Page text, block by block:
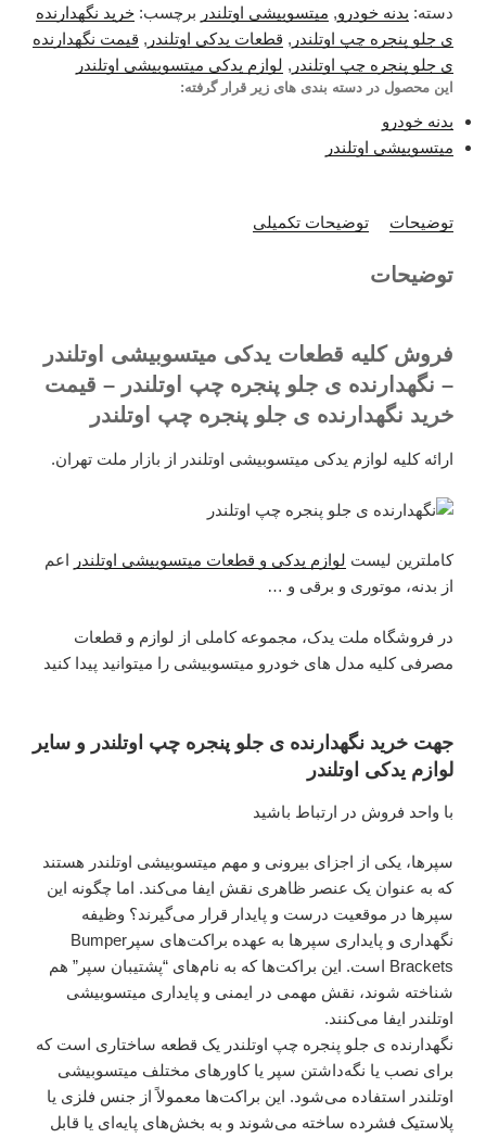
دسته: بدنه خودرو, میتسوبیشی اوتلندر برچسب: خرید نگهدارنده
ی جلو پنجره چپ اوتلندر , قطعات یدکی اوتلندر , قیمت نگهدارنده
ی جلو پنجره چپ اوتلندر , لوازم یدکی میتسوبیشی اوتلندر
این محصول در دسته بندی های زیر قرار گرفته:
بدنه خودرو
میتسوبیشی اوتلندر
توضیحات توضیحات تکمیلی
توضیحات
فروش کلیه قطعات یدکی میتسوبیشی اوتلندر
– نگهدارنده ی جلو پنجره چپ اوتلندر – قیمت
خرید نگهدارنده ی جلو پنجره چپ اوتلندر
ارائه کلیه لوازم یدکی میتسوبیشی اوتلندر از بازار ملت تهران.
کاملترین لیست لوازم یدکی و قطعات میتسوبیشی اوتلندر اعم
از بدنه، موتوری و برقی و …
در فروشگاه ملت یدک، مجموعه کاملی از لوازم و قطعات
مصرفی کلیه مدل های خودرو میتسوبیشی را میتوانید پیدا کنید
جهت خرید نگهدارنده ی جلو پنجره چپ اوتلندر و سایر
لوازم یدکی اوتلندر
با واحد فروش در ارتباط باشید
سپرها، یکی از اجزای بیرونی و مهم میتسوبیشی اوتلندر هستند
که به عنوان یک عنصر ظاهری نقش ایفا می‌کند. اما چگونه این
سپرها در موقعیت درست و پایدار قرار می‌گیرند؟ وظیفه
نگهداری و پایداری سپرها به عهده براکت‌های سپرBumper
Brackets است. این براکت‌ها که به نام‌های “پشتیبان سپر” هم
شناخته شوند، نقش مهمی در ایمنی و پایداری میتسوبیشی
اوتلندر ایفا می‌کنند.
نگهدارنده ی جلو پنجره چپ اوتلندر یک قطعه ساختاری است که
برای نصب یا نگه‌داشتن سپر یا کاورهای مختلف میتسوبیشی
اوتلندر استفاده می‌شود. این براکت‌ها معمولاً از جنس فلزی یا
پلاستیک فشرده ساخته می‌شوند و به بخش‌های پایه‌ای یا قابل